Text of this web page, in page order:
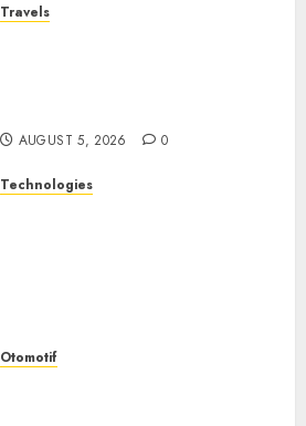
Travels
AUGUST 5, 2026 0
Technologies
Otomotif